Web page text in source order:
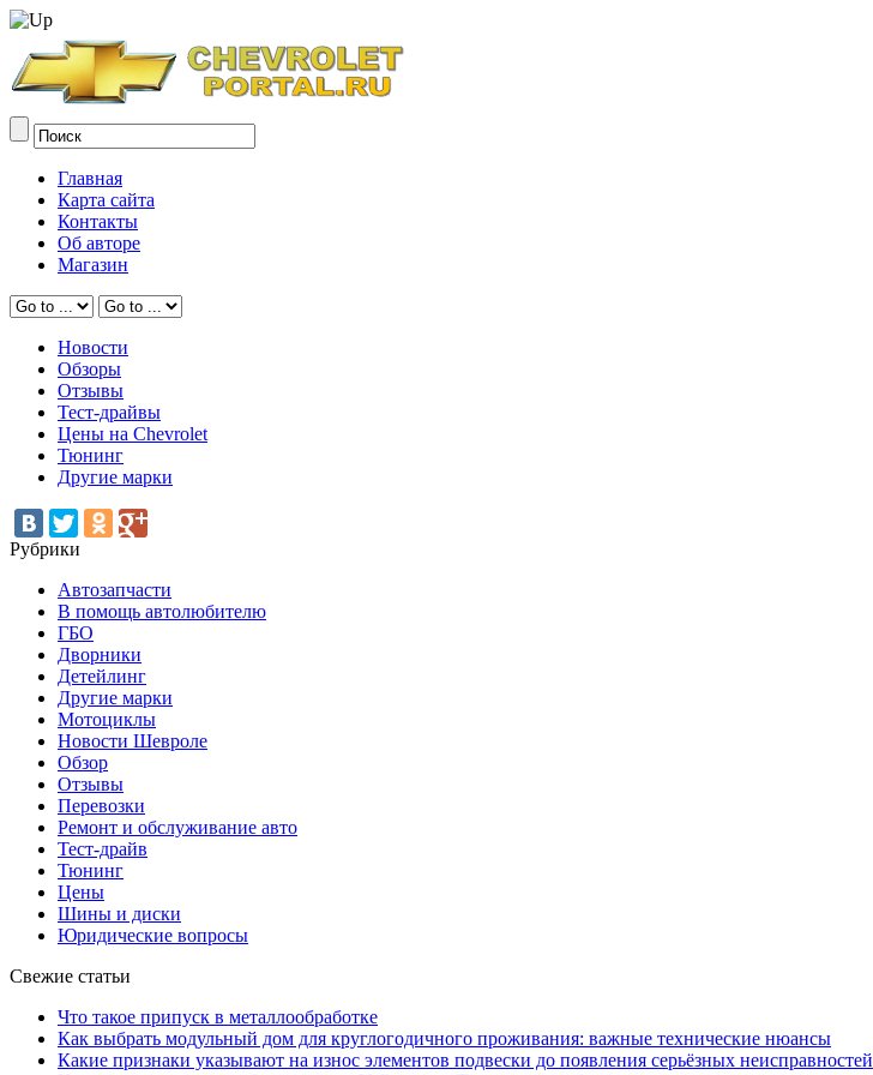
Главная
Карта сайта
Контакты
Об авторе
Магазин
Новости
Обзоры
Отзывы
Тест-драйвы
Цены на Chevrolet
Тюнинг
Другие марки
Рубрики
Автозапчасти
В помощь автолюбителю
ГБО
Дворники
Детейлинг
Другие марки
Мотоциклы
Новости Шевроле
Обзор
Отзывы
Перевозки
Ремонт и обслуживание авто
Тест-драйв
Тюнинг
Цены
Шины и диски
Юридические вопросы
Свежие статьи
Что такое припуск в металлообработке
Как выбрать модульный дом для круглогодичного проживания: важные технические нюансы
Какие признаки указывают на износ элементов подвески до появления серьёзных неисправностей